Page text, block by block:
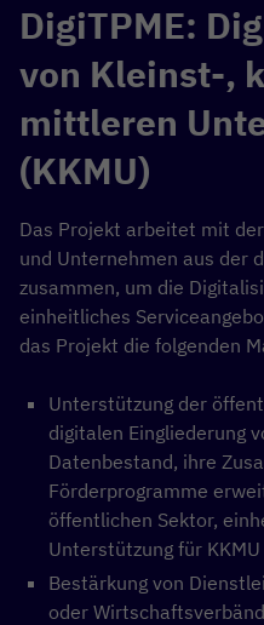
DigiTPME:
von Kleinst-,
mittleren
(KKMU)
Das Projekt arbeitet mit
und Unternehmen aus der
zusammen, um die
einheitliches
das Projekt die folgenden
Unterstützung der
digitalen Eingliederung
Datenbestand, ihre
Förderprogramme
öffentlichen Sektor,
Unterstützung für
Bestärkung von
oder